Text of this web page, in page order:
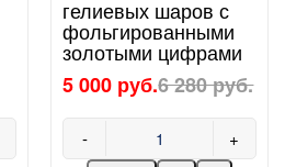
гелиевых шаров с
фольгированными
золотыми цифрами
5 000 руб.6 280 руб.
- +